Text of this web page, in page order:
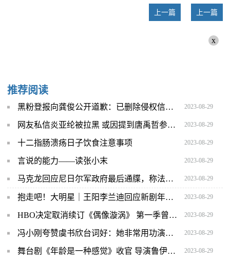
上一篇 上一篇
x
推荐阅读
黑粉登报向龚俊公开道歉：已删除侵权信息 今后不会再有此行为 2023-08-29
网友私信炎亚纶被拉黑 或因提到唐禹哲参加《披荆斩棘》 2023-08-29
十二指肠溃疡日子饮食注意事项 2023-08-29
言说的能力——读张小末 2023-08-29
马克龙回应尼日尔军政府最后通牒，称法国大使仍将留在该国 2023-08-29
抱走吧！大明星｜王阳李兰迪回应新剧年龄差 爆料高叶片场超活泼 2023-08-29
HBO决定取消续订《偶像漩涡》 第一季曾饱受争议 2023-08-29
冯小刚夸赞虞书欣台词好：她非常用功演得也特别准确 2023-08-29
舞台剧《年龄是一种感觉》收官 导演鲁伊莎本土化改编获赞 2023-08-29